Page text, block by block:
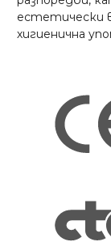
естетически
хигиенична